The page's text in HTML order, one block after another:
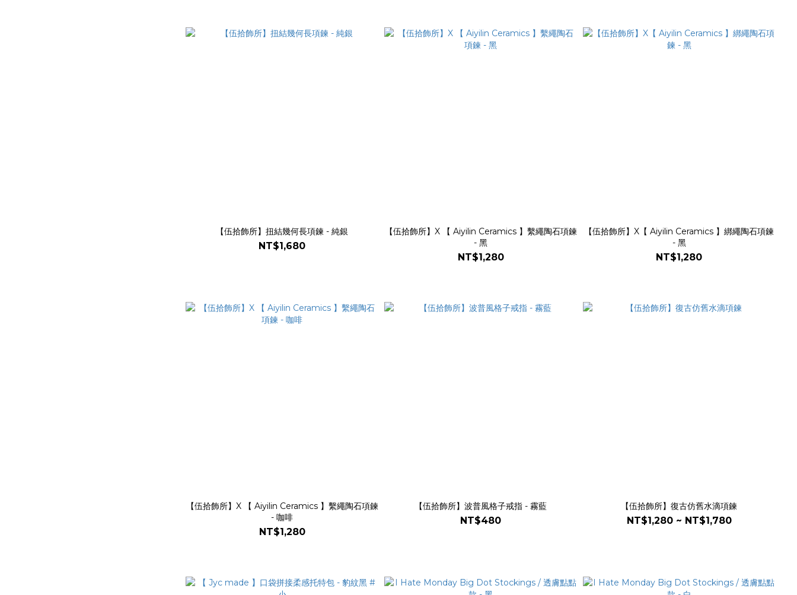
【伍拾飾所】扭結幾何長項鍊 - 純銀
NT$1,680
【伍拾飾所】X 【 Aiyilin Ceramics 】繫繩陶石項鍊
- 黑
NT$1,280
【伍拾飾所】X【 Aiyilin Ceramics 】綁繩陶石項鍊
- 黑
NT$1,280
【伍拾飾所】X 【 Aiyilin Ceramics 】繫繩陶石項鍊
- 咖啡
NT$1,280
【伍拾飾所】波普風格子戒指 - 霧藍
NT$480
【伍拾飾所】復古仿舊水滴項鍊
NT$1,280 ~ NT$1,780